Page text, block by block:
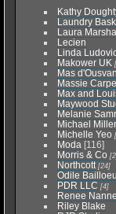
Kathy
Laundry
Laura Marshall
Lecien
Linda
Makower UK
Mas d'Ousvan
Massie
Max and
Maywood
Melanie
Michael Miller
Michelle Yeo
Moda [116]
Morris & Co
Northcott [24]
Odile Bailloeul
PDR LLC [4]
Renee
Riley Blake